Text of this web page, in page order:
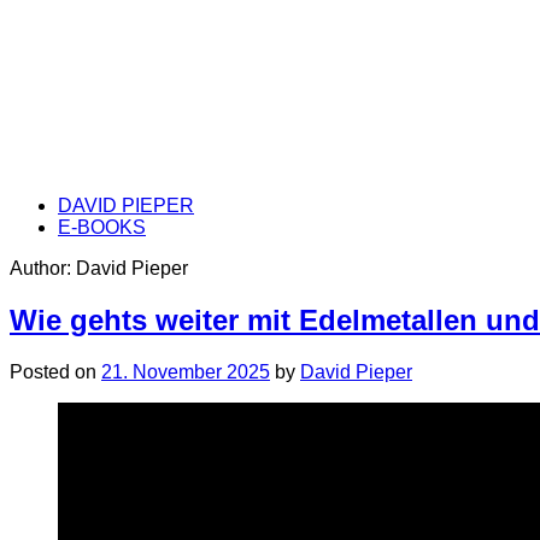
DAVID PIEPER
E-BOOKS
Author: David Pieper
Wie gehts weiter mit Edelmetallen
Posted on 21. November 2025 by David Pieper